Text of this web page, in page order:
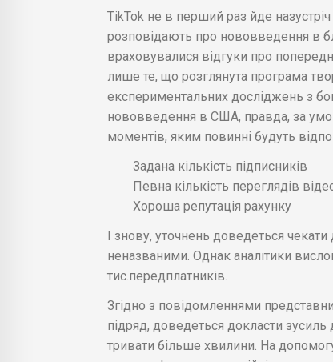
TikTok не в перший раз йде
розповідають про нововведення в
враховувалися відгуки про
лише те, що розглянута програма
експериментальних досліджень з
нововведення в США, правда, за
моментів, яким повинні будуть
Задана кількість підписників
Певна кількість переглядів
Хороша репутація рахунку
І знову, уточнень доведеться
неназваними. Однак аналітики
тис.передплатників.
Згідно з повідомленнями
підряд, доведеться докласти
тривати більше хвилини. На